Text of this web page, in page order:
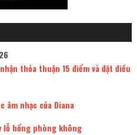
thỏa thuận 15 điểm và đặt điều
âm nhạc của Diana
lỗ hổng phòng không